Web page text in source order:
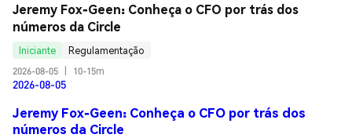
Jeremy Fox-Geen: Conheça o CFO por trás dos
números da Circle
Iniciante
Regulamentação
2026-08-05
10-15m
2026-08-05
Jeremy Fox-Geen: Conheça o CFO por trás dos
números da Circle